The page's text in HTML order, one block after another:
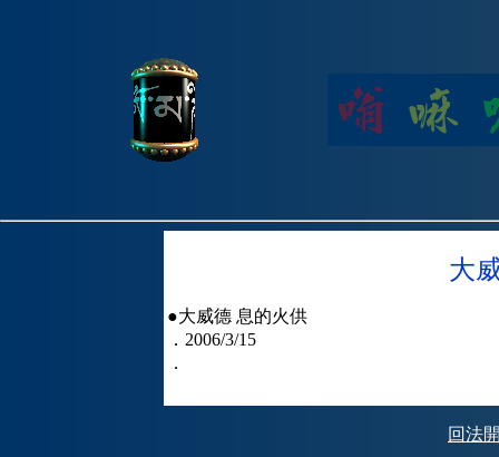
大
●大威德 息的火供
．2006/3/15
．
回法